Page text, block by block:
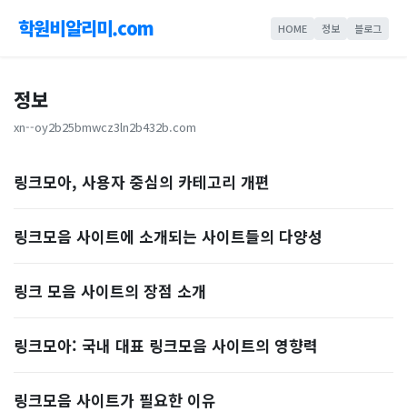
학원비알리미.com HOME 정보 블로그
정보
xn--oy2b25bmwcz3ln2b432b.com
링크모아, 사용자 중심의 카테고리 개편
링크모음 사이트에 소개되는 사이트들의 다양성
링크 모음 사이트의 장점 소개
링크모아: 국내 대표 링크모음 사이트의 영향력
링크모음 사이트가 필요한 이유